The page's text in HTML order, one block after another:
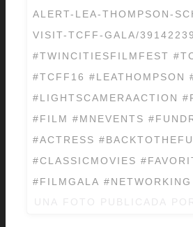
ALERT-LEA-THOMPSON-
VISIT-TCFF-GALA/
#TWINCITIESFILMFEST
#TCFF16 #LEATHOMPSON
#LIGHTSCAMERAACTION
#FILM #MNEVENTS
#ACTRESS
#CLASSICMOVIES
#FILMGALA #NETWORKING